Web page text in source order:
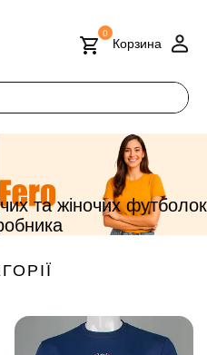
0
Корзина
та жіночих футболок